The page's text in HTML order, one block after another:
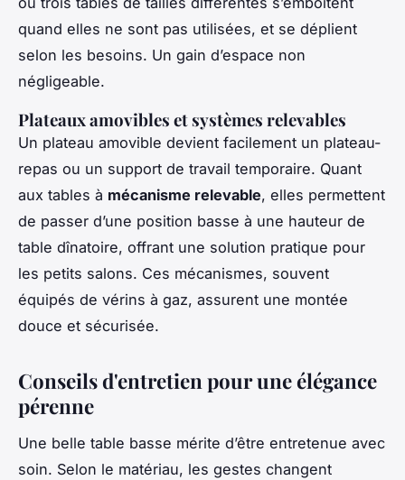
quand elles ne sont pas utilisées, et se déplient
selon les besoins. Un gain d’espace non
négligeable.
Plateaux amovibles et systèmes relevables
Un plateau amovible devient facilement un plateau-
repas ou un support de travail temporaire. Quant
aux tables à mécanisme relevable, elles permettent
de passer d’une position basse à une hauteur de
table dînatoire, offrant une solution pratique pour
les petits salons. Ces mécanismes, souvent
équipés de vérins à gaz, assurent une montée
douce et sécurisée.
Conseils d'entretien pour une élégance
pérenne
Une belle table basse mérite d’être entretenue avec
soin. Selon le matériau, les gestes changent